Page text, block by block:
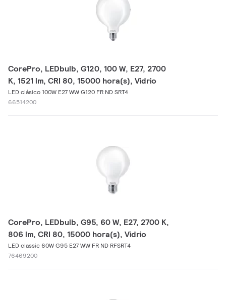
CorePro, LEDbulb, G120, 100 W, E27, 2700
K, 1521 lm, CRI 80, 15000 hora(s), Vidrio
LED clásico 100W E27 WW G120 FR ND SRT4
66514200
CorePro, LEDbulb, G95, 60 W, E27, 2700 K,
806 lm, CRI 80, 15000 hora(s), Vidrio
LED classic 60W G95 E27 WW FR ND RFSRT4
76469200